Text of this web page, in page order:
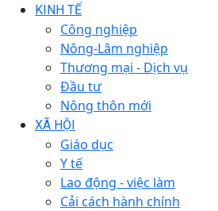
KINH TẾ
Công nghiệp
Nông-Lâm nghiệp
Thương mại - Dịch vụ
Đầu tư
Nông thôn mới
XÃ HỘI
Giáo dục
Y tế
Lao động - việc làm
Cải cách hành chính